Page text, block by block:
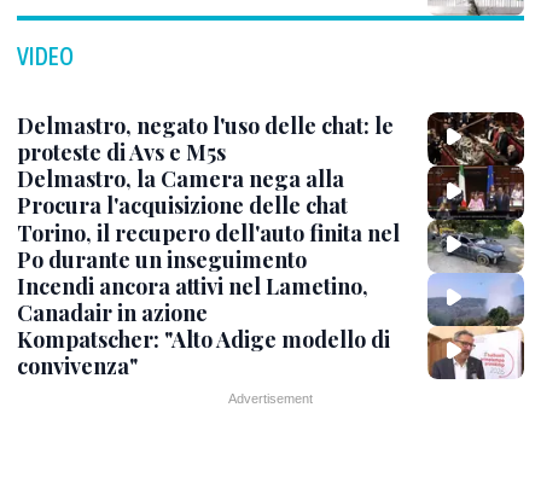
VIDEO
Delmastro, negato l'uso delle chat: le
proteste di Avs e M5s
Delmastro, la Camera nega alla
Procura l'acquisizione delle chat
Torino, il recupero dell'auto finita nel
Po durante un inseguimento
Incendi ancora attivi nel Lametino,
Canadair in azione
Kompatscher: "Alto Adige modello di
convivenza"